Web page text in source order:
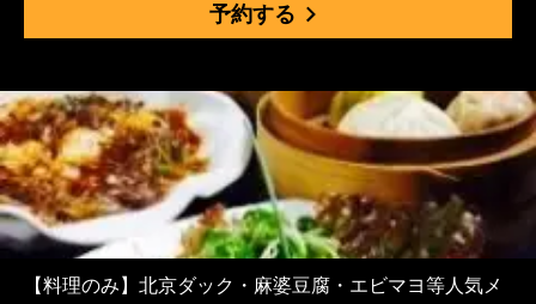
予約する
【料理のみ】北京ダック・麻婆豆腐・エビマヨ等人気メ